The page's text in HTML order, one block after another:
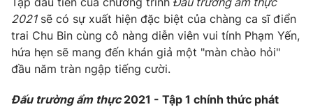
2021sẽ có sự xuất hiện đặc biệt của chàng ca sĩ điển
trai Chu Bin cùng cô nàng diễn viên vui tính Phạm Yến,
hứa hẹn sẽ mang đến khán giả một "màn chào hỏi"
đầu năm tràn ngập tiếng cười.
Đấu trường ẩm thực2021 - Tập 1 chính thức phát